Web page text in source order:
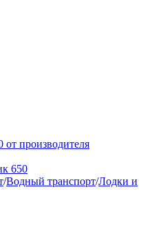
производителя
650
/Водный транспорт/Лодки и